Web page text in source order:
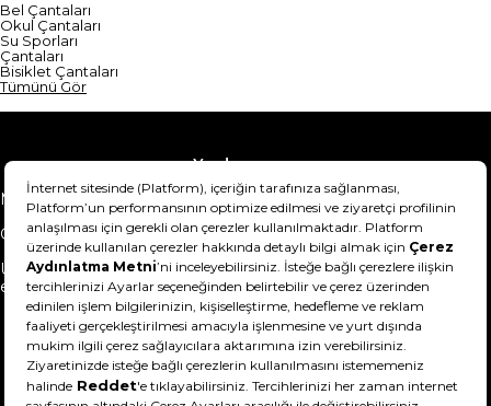
Bel Çantaları
Okul Çantaları
Su Sporları
Çantaları
Bisiklet Çantaları
Tümünü Gör
Yardım
Mesafeli Satış Sözleşmesi
Teslimat Bilgisi
Gizlilik Sözleşmesi
Şartlar & Koşullar
Ürünümü nasıl iade
edebilirim?
Hakkımızda